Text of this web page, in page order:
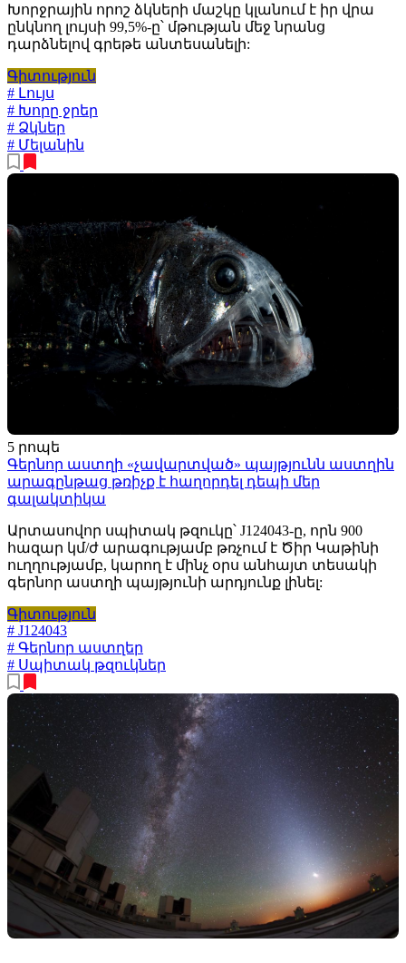
Խորջրային որոշ ձկների մաշկը կլանում է իր վրա
ընկնող լույսի 99,5%-ը՝ մթության մեջ նրանց
դարձնելով գրեթե անտեսանելի:
Գիտություն
# Լույս
# Խորը ջրեր
# Ձկներ
# Մելանին
5 րոպե
Գերնոր աստղի «չավարտված» պայթյունն աստղին
արագընթաց թռիչք է հաղորդել դեպի մեր
գալակտիկա
Արտասովոր սպիտակ թզուկը՝ J124043-ը, որն 900
հազար կմ/ժ արագությամբ թռչում է Ծիր Կաթինի
ուղղությամբ, կարող է մինչ օրս անհայտ տեսակի
գերնոր աստղի պայթյունի արդյունք լինել:
Գիտություն
# J124043
# Գերնոր աստղեր
# Սպիտակ թզուկներ